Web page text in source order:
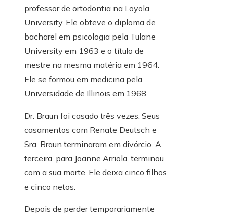
professor de ortodontia na Loyola
University. Ele obteve o diploma de
bacharel em psicologia pela Tulane
University em 1963 e o título de
mestre na mesma matéria em 1964.
Ele se formou em medicina pela
Universidade de Illinois em 1968.
Dr. Braun foi casado três vezes. Seus
casamentos com Renate Deutsch e
Sra. Braun terminaram em divórcio. A
terceira, para Joanne Arriola, terminou
com a sua morte. Ele deixa cinco filhos
e cinco netos.
Depois de perder temporariamente